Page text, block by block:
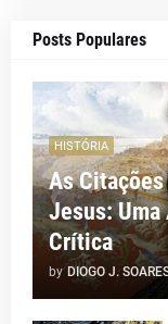
Posts Populares
HISTÓRIA
As
Jesus:
Crítica
by DIOGO J.